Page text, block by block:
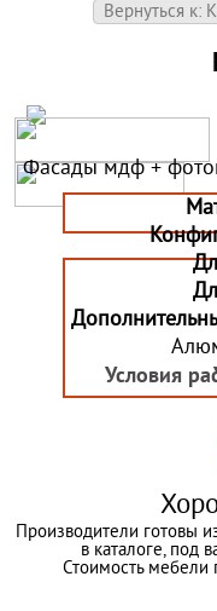
Вернуться к:
Фасады мдф +
Условия
Производители готовы
в каталоге, под
Стоимость